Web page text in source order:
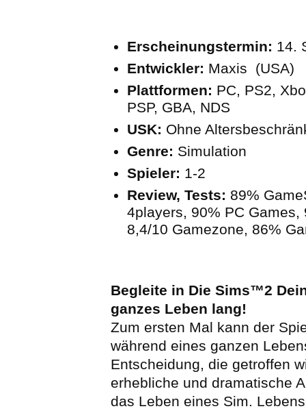
Erscheinungstermin: 14.
Entwickler: Maxis (USA)
Plattformen: PC, PS2,
PSP, GBA, NDS
USK: Ohne
Genre: Simulation
Spieler: 1-2
Review, Tests: 89%
4players, 90% PC Games,
8,4/10 Gamezone, 86%
Begleite in Die Sims™2
ganzes Leben lang!
Zum ersten Mal kann der
während eines ganzen
Entscheidung, die getroffen
erhebliche und dramatische
das Leben eines Sim.